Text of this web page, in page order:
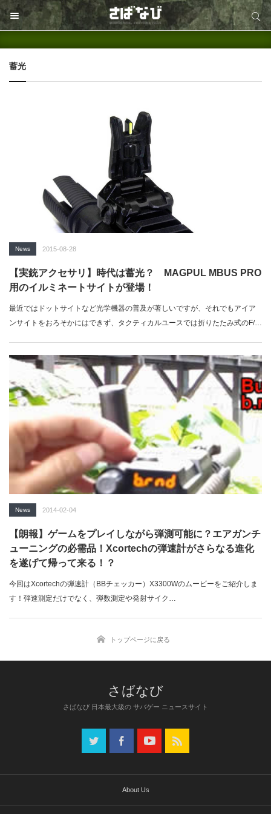
サイト内検索
蓄光
News 2015-08-28
【実銃アクセサリ】時代は蓄光？ MAGPUL MBUS PRO
用のイルミネートサイトが登場！
最近ではドットサイトなど光学機器の普及が著しいですが、それでもアイア
ンサイトをおろそかにはできず、タクティカルユースでは折りたたみ式のF/R
News 2014-02-04
【朗報】ゲームをプレイしながら弾測可能に？エアガンチ
ューニングの必需品！Xcortechの弾速計がさらなる進化
を遂げて帰って来る！？
今回はXcortechの弾速計（BBチェッカー）X3300Wのムービーをご紹介しま
す！弾速測定だけでなく、弾数測定や発射サイク…
トップページに戻る
さばなび 日本最大級の サバゲー ニュースサイト
About Us
サイト内検索